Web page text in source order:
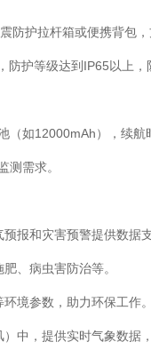
防护拉杆箱或便携背包，
防护等级达到IP65以上
（如12000mAh），续航
测需求。
报和灾害预警提供数据支
、病虫害防治等。
境参数，助力环保工作。
中，提供实时气象数据